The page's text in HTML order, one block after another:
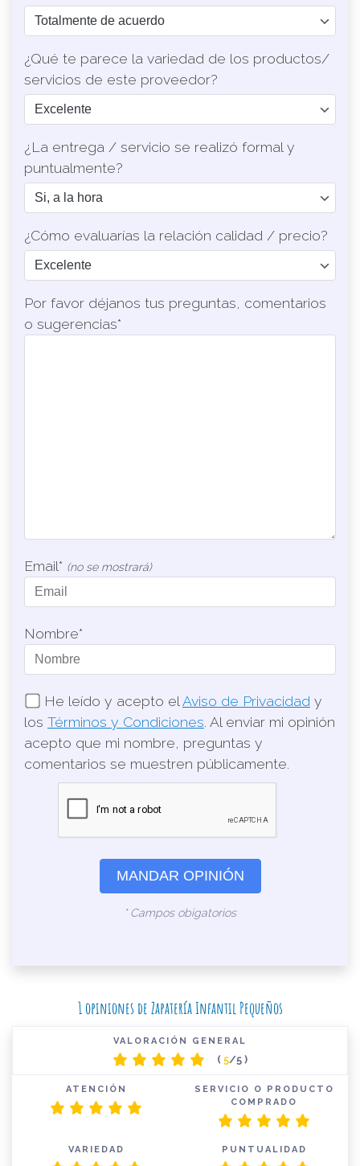
¿Qué te parece la variedad de los productos/
servicios de este proveedor?
¿La entrega / servicio se realizó formal y
puntualmente?
¿Cómo evaluarías la relación calidad / precio?
Por favor déjanos tus preguntas, comentarios
o sugerencias*
Email* (no se mostrará)
Nombre*
He leído y acepto el Aviso de Privacidad y
los Términos y Condiciones. Al enviar mi opinión
acepto que mi nombre, preguntas y
comentarios se muestren públicamente.
MANDAR OPINIÓN
* Campos obigatorios
1 opiniones de Zapatería Infantil Pequeños
VALORACIÓN GENERAL
( 5/5 )
ATENCIÓN
SERVICIO O PRODUCTO
COMPRADO
VARIEDAD PUNTUALIDAD